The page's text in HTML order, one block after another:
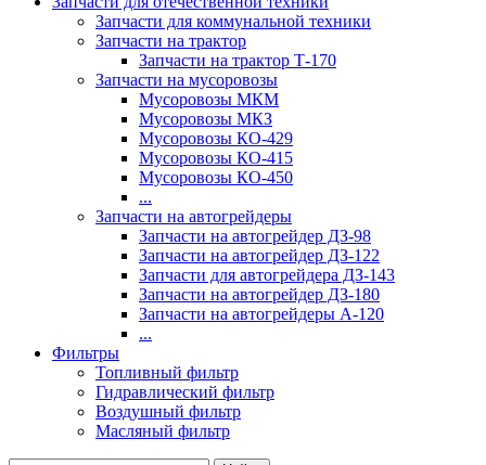
Запчасти для коммунальной техники
Запчасти на трактор
Запчасти на трактор Т-170
Запчасти на мусоровозы
Мусоровозы МКМ
Мусоровозы МКЗ
Мусоровозы КО-429
Мусоровозы КО-415
Мусоровозы КО-450
...
Запчасти на автогрейдеры
Запчасти на автогрейдер ДЗ-98
Запчасти на автогрейдер ДЗ-122
Запчасти для автогрейдера ДЗ-143
Запчасти на автогрейдер ДЗ-180
Запчасти на автогрейдеры А-120
...
Фильтры
Топливный фильтр
Гидравлический фильтр
Воздушный фильтр
Масляный фильтр